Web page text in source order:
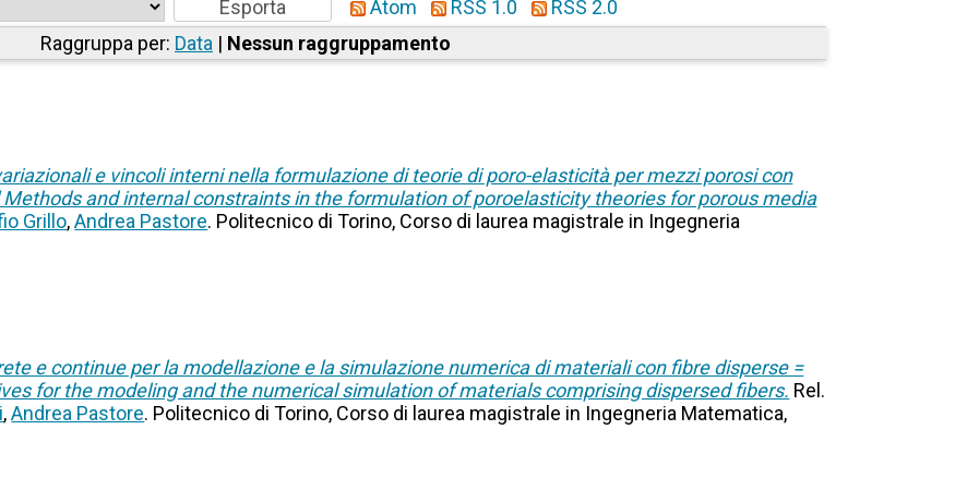
Atom RSS 1.0
RSS 2.0
Raggruppa per: Data | Nessun raggruppamento
e vincoli interni nella formulazione di teorie di poro-elasticità per mezzi porosi con
and internal constraints in the formulation of poroelasticity theories for porous media
Grillo,Andrea Pastore. Politecnico di Torino, Corso di laurea magistrale in Ingegneria
e continue per la modellazione e la simulazione numerica di materiali con fibre disperse =
for the modeling and the numerical simulation of materials comprising dispersed fibers. Rel.
,Andrea Pastore. Politecnico di Torino, Corso di laurea magistrale in Ingegneria Matematica,